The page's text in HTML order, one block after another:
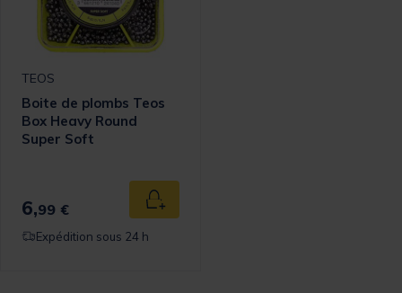
TEOS
Boite de plombs Teos
Box Heavy Round
Super Soft
6,99 € Ajouter au panier
Expédition sous 24 h